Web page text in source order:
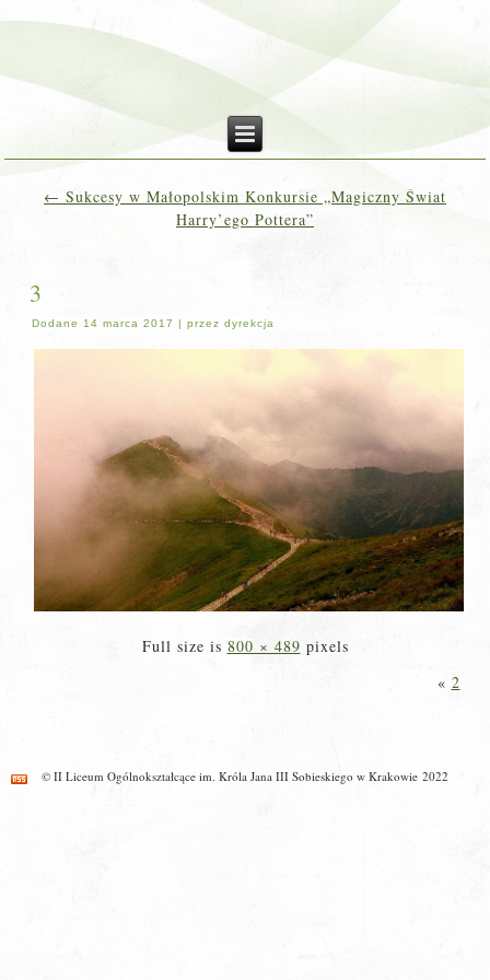
← Sukcesy w Małopolskim Konkursie „Magiczny Świat
Harry’ego Pottera”
3
Dodane 14 marca 2017 |przez dyrekcja
Full size is 800 × 489 pixels
« 2
© II Liceum Ogólnokształcące im. Króla Jana III Sobieskiego w Krakowie 2022